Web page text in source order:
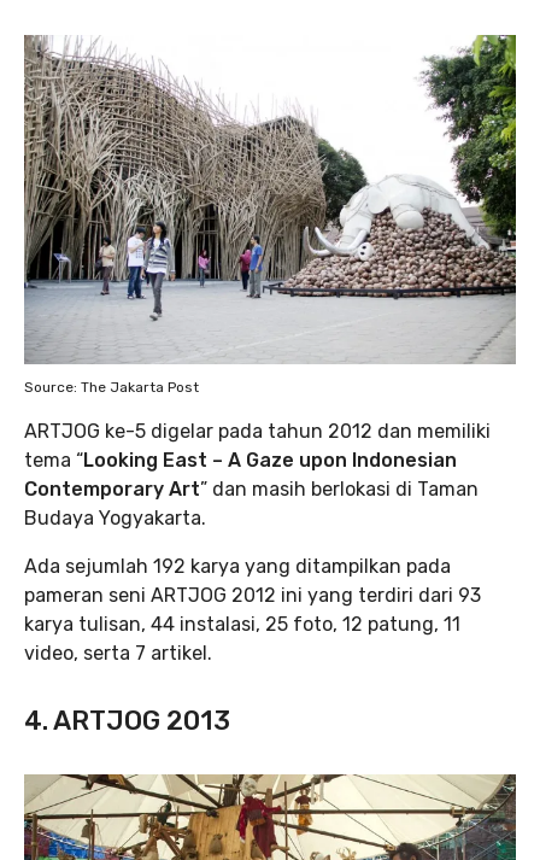
Source: The Jakarta Post
ARTJOG ke-5 digelar pada tahun 2012 dan memiliki
tema “Looking East – A Gaze upon Indonesian
Contemporary Art” dan masih berlokasi di Taman
Budaya Yogyakarta.
Ada sejumlah 192 karya yang ditampilkan pada
pameran seni ARTJOG 2012 ini yang terdiri dari 93
karya tulisan, 44 instalasi, 25 foto, 12 patung, 11
video, serta 7 artikel.
4. ARTJOG 2013